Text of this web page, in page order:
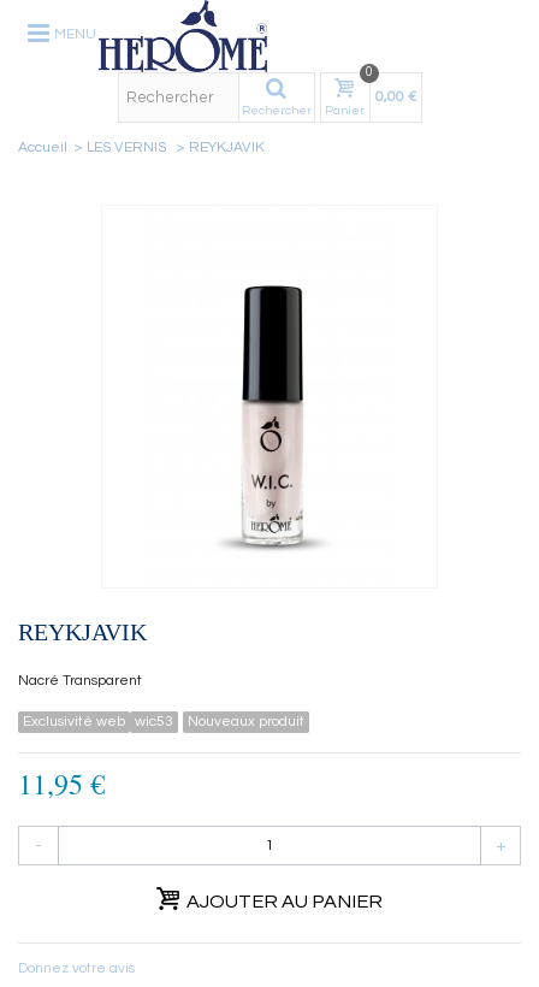
MENU
Rechercher Panier
0
0,00 €
Accueil > LES VERNIS > REYKJAVIK
REYKJAVIK
Nacré Transparent
Exclusivité web wic53 Nouveaux produit
11,95 €
- +
AJOUTER AU PANIER
Donnez votre avis